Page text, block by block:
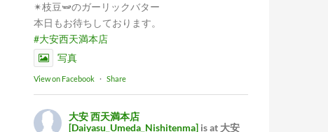
✴︎枝豆🫛のガーリックバター
本日もお待ちしております。
#大安西天満本店
写真
View on Facebook · Share
大安 西天満本店
[Daiyasu_Umeda_Nishitenma] is at 大安